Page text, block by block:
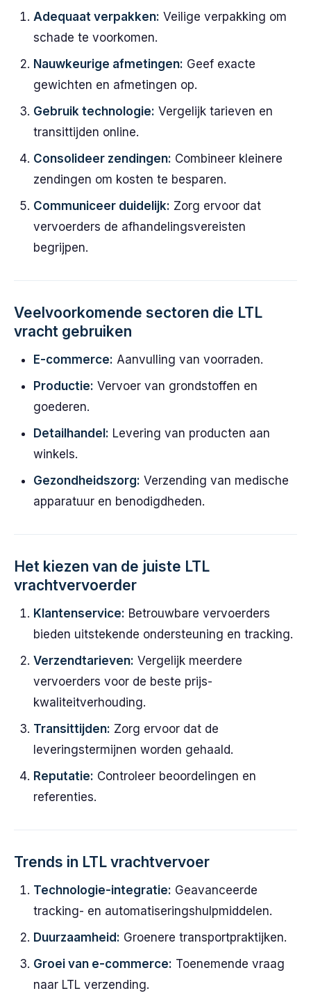
Adequaat verpakken: Veilige verpakking om
schade te voorkomen.
Nauwkeurige afmetingen: Geef exacte
gewichten en afmetingen op.
Gebruik technologie: Vergelijk tarieven en
transittijden online.
Consolideer zendingen: Combineer kleinere
zendingen om kosten te besparen.
Communiceer duidelijk: Zorg ervoor dat
vervoerders de afhandelingsvereisten
begrijpen.
Veelvoorkomende sectoren die LTL
vracht gebruiken
E-commerce: Aanvulling van voorraden.
Productie: Vervoer van grondstoffen en
goederen.
Detailhandel: Levering van producten aan
winkels.
Gezondheidszorg: Verzending van medische
apparatuur en benodigdheden.
Het kiezen van de juiste LTL
vrachtvervoerder
Klantenservice: Betrouwbare vervoerders
bieden uitstekende ondersteuning en tracking.
Verzendtarieven: Vergelijk meerdere
vervoerders voor de beste prijs-
kwaliteitverhouding.
Transittijden: Zorg ervoor dat de
leveringstermijnen worden gehaald.
Reputatie: Controleer beoordelingen en
referenties.
Trends in LTL vrachtvervoer
Technologie-integratie: Geavanceerde
tracking- en automatiseringshulpmiddelen.
Duurzaamheid: Groenere transportpraktijken.
Groei van e-commerce: Toenemende vraag
naar LTL verzending.